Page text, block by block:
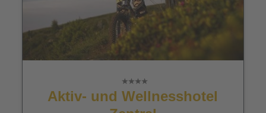
Aktiv- und Wellnesshotel